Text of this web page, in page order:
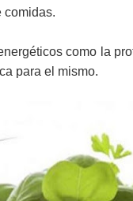
comidas.
como la
para el mismo.